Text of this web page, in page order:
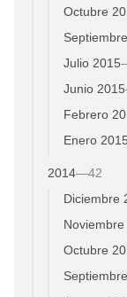
Octubre
Julio 2015
Junio 2015
Febrero
Enero 2015
2014—42
Diciembre
Octubre